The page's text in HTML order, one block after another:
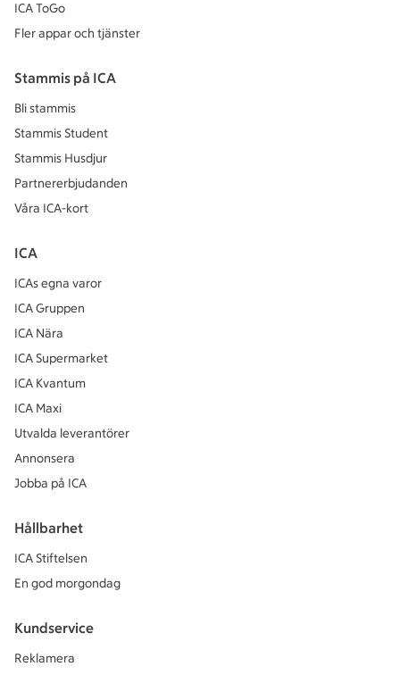
ICA ToGo
Fler appar och tjänster
Stammis på ICA
Bli stammis
Stammis Student
Stammis Husdjur
Partnererbjudanden
Våra ICA-kort
ICA
ICAs egna varor
ICA Gruppen
ICA Nära
ICA Supermarket
ICA Kvantum
ICA Maxi
Utvalda leverantörer
Annonsera
Jobba på ICA
Hållbarhet
ICA Stiftelsen
En god morgondag
Kundservice
Reklamera